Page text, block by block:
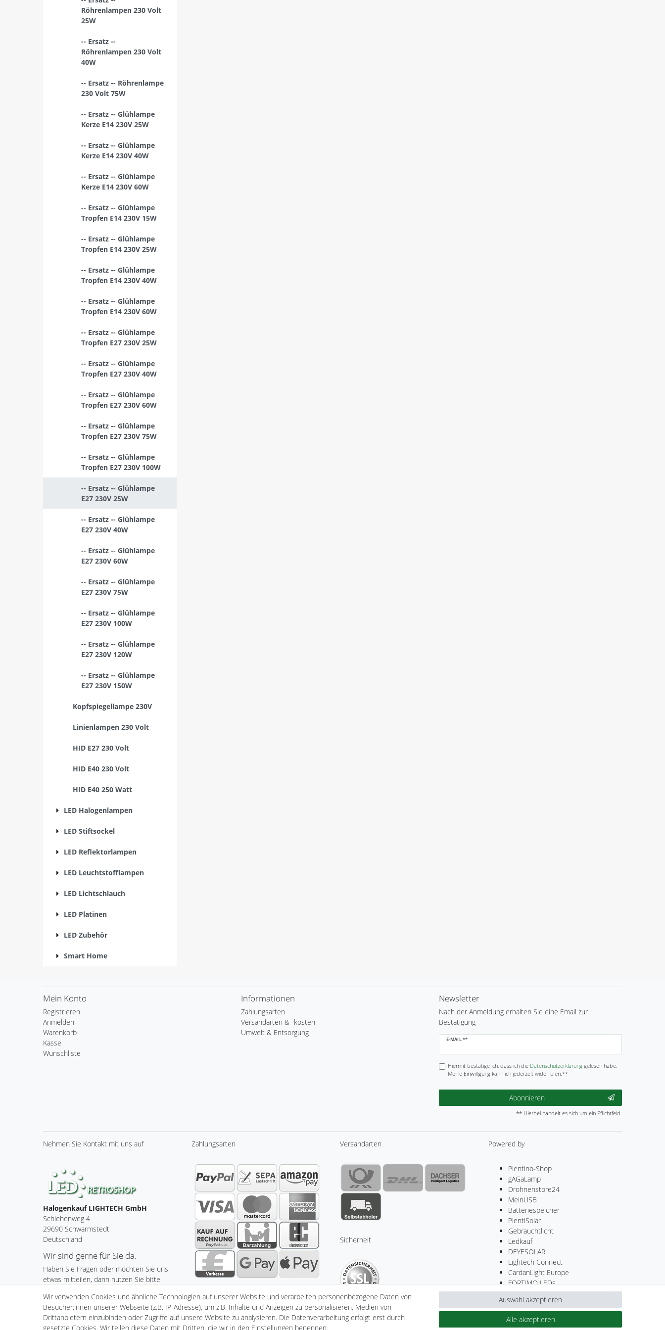
Röhrenlampen 230 Volt
25W
-- Ersatz --
Röhrenlampen 230 Volt
40W
-- Ersatz -- Röhrenlampe
230 Volt 75W
-- Ersatz -- Glühlampe
Kerze E14 230V 25W
-- Ersatz -- Glühlampe
Kerze E14 230V 40W
-- Ersatz -- Glühlampe
Kerze E14 230V 60W
-- Ersatz -- Glühlampe
Tropfen E14 230V 15W
-- Ersatz -- Glühlampe
Tropfen E14 230V 25W
-- Ersatz -- Glühlampe
Tropfen E14 230V 40W
-- Ersatz -- Glühlampe
Tropfen E14 230V 60W
-- Ersatz -- Glühlampe
Tropfen E27 230V 25W
-- Ersatz -- Glühlampe
Tropfen E27 230V 40W
-- Ersatz -- Glühlampe
Tropfen E27 230V 60W
-- Ersatz -- Glühlampe
Tropfen E27 230V 75W
-- Ersatz -- Glühlampe
Tropfen E27 230V 100W
-- Ersatz -- Glühlampe
E27 230V 25W
-- Ersatz -- Glühlampe
E27 230V 40W
-- Ersatz -- Glühlampe
E27 230V 60W
-- Ersatz -- Glühlampe
E27 230V 75W
-- Ersatz -- Glühlampe
E27 230V 100W
-- Ersatz -- Glühlampe
E27 230V 120W
-- Ersatz -- Glühlampe
E27 230V 150W
Kopfspiegellampe 230V
Linienlampen 230 Volt
HID E27 230 Volt
HID E40 230 Volt
HID E40 250 Watt
LED Halogenlampen
LED Stiftsockel
LED Reflektorlampen
LED Leuchtstofflampen
LED Lichtschlauch
LED Platinen
LED Zubehör
Smart Home
Mein Konto
Registrieren
Anmelden
Warenkorb
Kasse
Wunschliste
Informationen
Zahlungsarten
Versandarten & -kosten
Umwelt & Entsorgung
Newsletter
Nach der Anmeldung erhalten Sie eine Email zur
Bestätigung
E-MAIL **
Newsletter
Hiermit bestätige ich, dass ich die Daten­schutz­erklärunggelesen habe.
Meine Einwilligung kann ich jederzeit widerrufen.**
Abonnieren
** Hierbei handelt es sich um ein Pflichtfeld.
Nehmen Sie Kontakt mit uns auf
Halogenkauf LIGHTECH GmbH
Schlehenweg 4
29690 Schwarmstedt
Deutschland
Wir sind gerne für Sie da.
Haben Sie Fragen oder möchten Sie uns
etwas mitteilen, dann nutzen Sie bitte
Zum Kontaktformular
Zahlungsarten Versandarten
Sicherheit
Powered by
Plentino-Shop
gAGaLamp
Drohnenstore24
MeinUSB
Batteriespeicher
PlentiSolar
Gebrauchtlicht
Ledkauf
DEYESOLAR
Lightech Connect
CardanLight Europe
FORTIMO LEDs
Cardanlight-Shop
Wallbox24
Wir verwenden Cookies und ähnliche Technologien auf unserer Website und verarbeiten personenbezogene Daten von
Besucher:innen unserer Webseite (z.B. IP-Adresse), um z.B. Inhalte und Anzeigen zu personalisieren, Medien von
Drittanbietern einzubinden oder Zugriffe auf unsere Website zu analysieren. Die Datenverarbeitung erfolgt erst durch
gesetzte Cookies. Wir teilen diese Daten mit Dritten, die wir in den Einstellungen benennen.
Alle akzeptieren
Auswahl akzeptieren